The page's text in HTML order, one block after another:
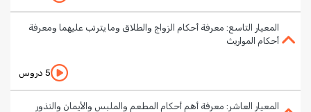
المعيار التاسع: معرفة أحكام الزواج والطلاق وما يترتب عليهما ومعرفة
أحكام المواريث
5 دروس
المعيار العاشر: معرفة أهم أحكام المطعم والملبس والأيمان والنذور